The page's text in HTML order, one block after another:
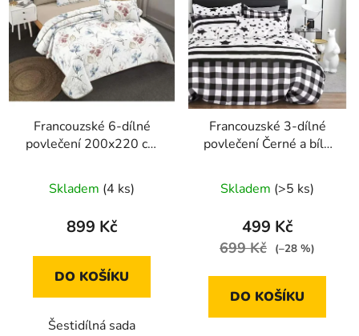
Francouzské 6-dílné
povlečení 200x220 cm
Skladem (4 ks)
899 Kč
DO KOŠÍKU
Šestidílná sada
Francouzské 3-dílné
povlečení Černé a bílé
200x220 cm
Skladem (>5 ks)
499 Kč
699 Kč (–28 %)
DO KOŠÍKU